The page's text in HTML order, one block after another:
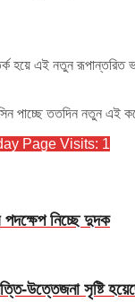
এই নতুন রূপান্তরিত
পাচ্ছে ততদিন নতুন এই
Page Visits: 1
নিচ্ছে দুদক
উত্তেজনা সৃষ্টি